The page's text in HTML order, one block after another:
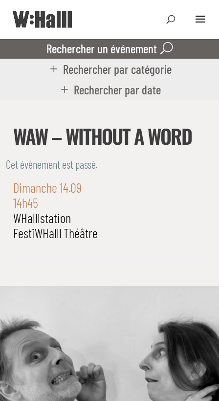
Rechercher un événement
Rechercher par catégorie
Rechercher par date
WAW – WITHOUT A WORD
Cet événement est passé.
Dimanche 14.09
14h45
WHalllstation
FestiWHalll Théâtre